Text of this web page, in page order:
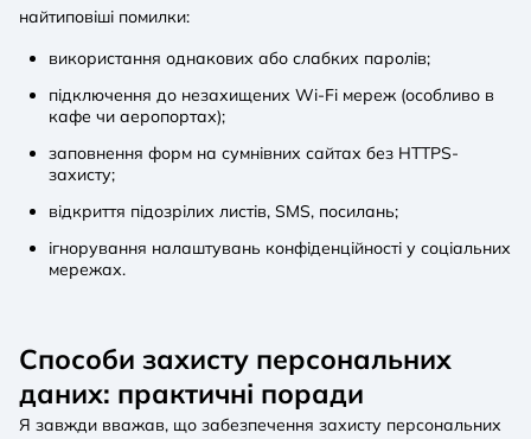
найтиповіші помилки:
використання однакових або слабких паролів;
підключення до незахищених Wi-Fi мереж (особливо в
кафе чи аеропортах);
заповнення форм на сумнівних сайтах без HTTPS-
захисту;
відкриття підозрілих листів, SMS, посилань;
ігнорування налаштувань конфіденційності у соціальних
мережах.
Способи захисту персональних
даних: практичні поради
Я завжди вважав, що забезпечення захисту персональних